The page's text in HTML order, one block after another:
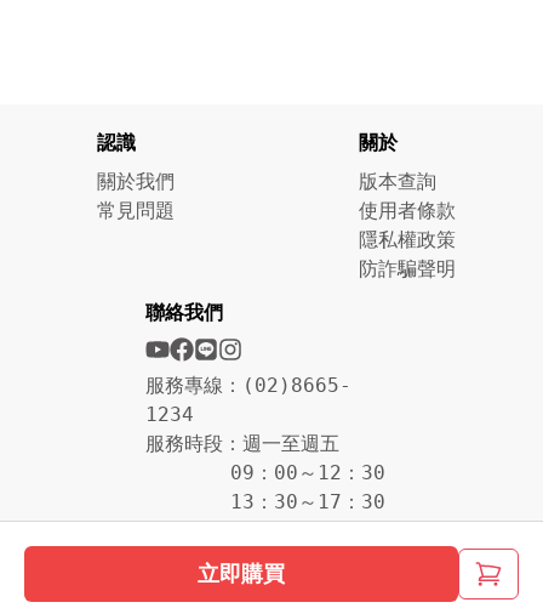
立即購買
認識
關於我們
常見問題
關於
版本查詢
使用者條款
隱私權政策
防詐騙聲明
聯絡我們
服務專線：(02)8665-
1234
服務時段：週一至週五
09：00～12：30
13：30～17：30